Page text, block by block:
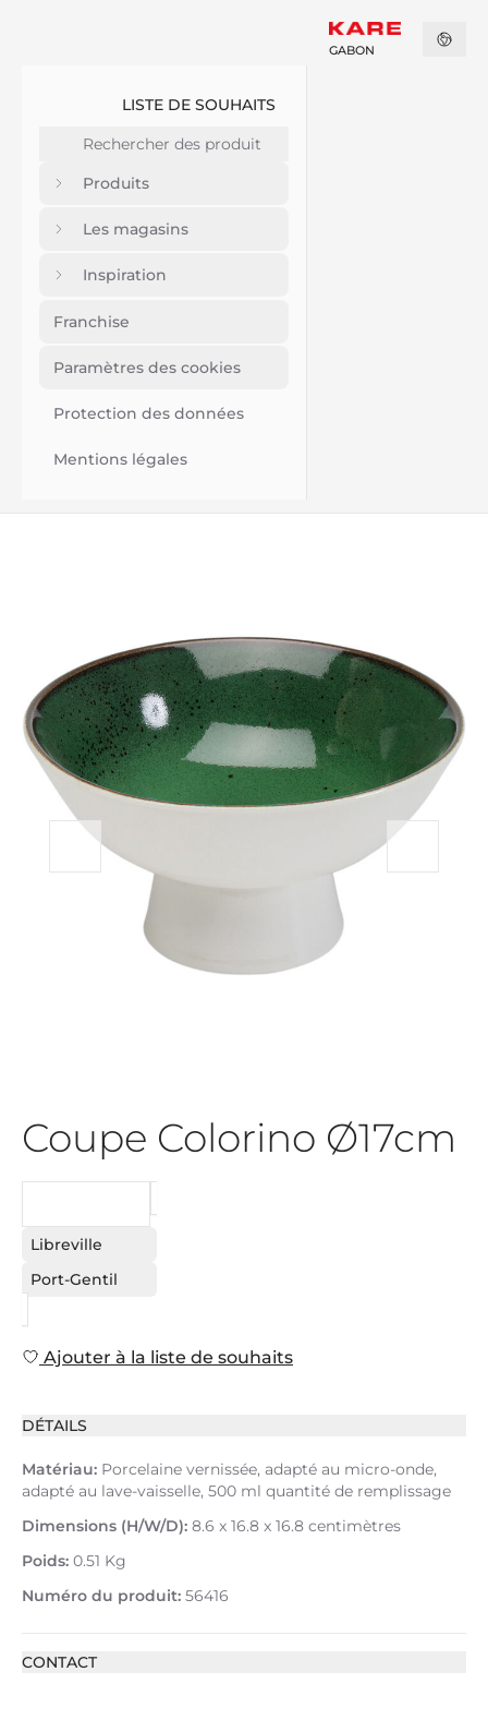
LISTE DE SOUHAITS
Produits
Les magasins
Inspiration
Franchise
Paramètres des cookies
Protection des données
Mentions légales
GABON
Coupe Colorino Ø17cm
Libreville
Port-Gentil
Ajouter à la liste de souhaits
DÉTAILS
Matériau: Porcelaine vernissée, adapté au micro-onde,
adapté au lave-vaisselle, 500 ml quantité de remplissage
Dimensions (H/W/D): 8.6 x 16.8 x 16.8 centimètres
Poids: 0.51 Kg
Numéro du produit: 56416
CONTACT